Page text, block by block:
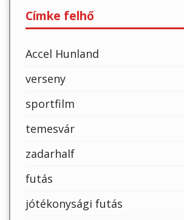
Címke felhő
Accel Hunland
verseny
sportfilm
temesvár
zadarhalf
futás
jótékonysági futás